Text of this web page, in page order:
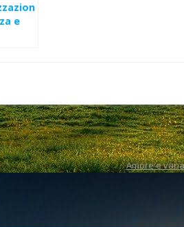
e
Amore e